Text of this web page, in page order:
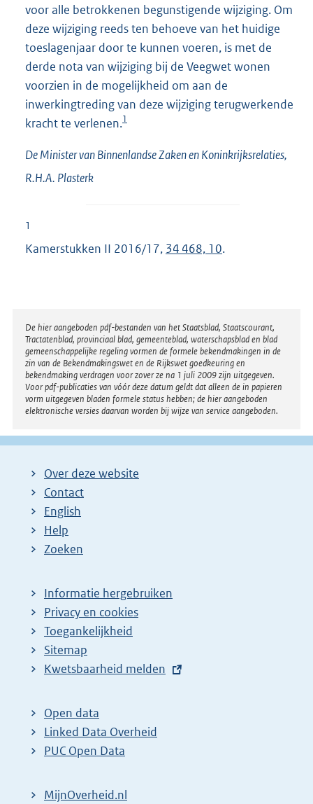
voor alle betrokkenen begunstigende wijziging. Om
deze wijziging reeds ten behoeve van het huidige
toeslagenjaar door te kunnen voeren, is met de
derde nota van wijziging bij de Veegwet wonen
voorzien in de mogelijkheid om aan de
inwerkingtreding van deze wijziging terugwerkende
kracht te verlenen.1
De Minister van Binnenlandse Zaken en Koninkrijksrelaties,
R.H.A. Plasterk
1
Kamerstukken II 2016/17, 34 468, 10.
Disclaimer
De hier aangeboden pdf-bestanden van het Staatsblad, Staatscourant,
Tractatenblad, provinciaal blad, gemeenteblad, waterschapsblad en blad
gemeenschappelijke regeling vormen de formele bekendmakingen in de
zin van de Bekendmakingswet en de Rijkswet goedkeuring en
bekendmaking verdragen voor zover ze na 1 juli 2009 zijn uitgegeven.
Voor pdf-publicaties van vóór deze datum geldt dat alleen de in papieren
vorm uitgegeven bladen formele status hebben; de hier aangeboden
elektronische versies daarvan worden bij wijze van service aangeboden.
Over deze website
Contact
English
Help
Zoeken
Informatie hergebruiken
Privacy en cookies
Toegankelijkheid
Sitemap
E
t
e
r
Kwetsbaarheid melden
Open data
Linked Data Overheid
PUC Open Data
MijnOverheid.nl